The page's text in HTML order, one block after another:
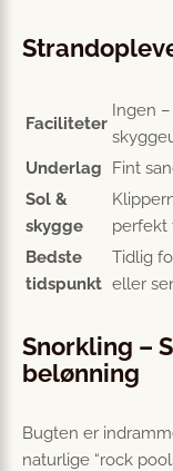
Faciliteter
Ingen
Underlag
Fint
Sol &
skygge
perfekt
Bedste
tidspunkt
Tidlig
eller
Snorkling –
belønning
Bugten er
naturlige “rock